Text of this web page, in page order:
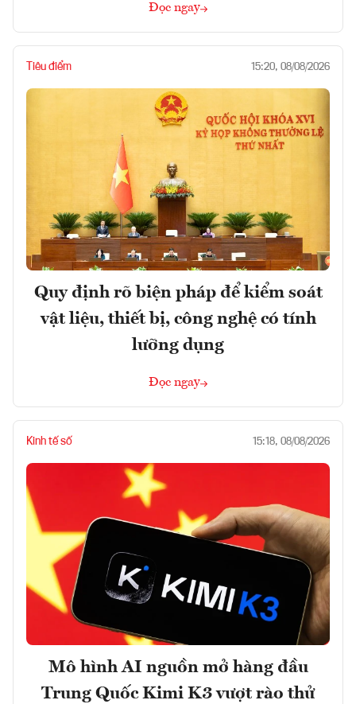
Đọc ngay
Tiêu điểm 15:20, 08/08/2026
Quy định rõ biện pháp để kiểm soát
vật liệu, thiết bị, công nghệ có tính
lưỡng dụng
Đọc ngay
Kinh tế số 15:18, 08/08/2026
Mô hình AI nguồn mở hàng đầu
Trung Quốc Kimi K3 vượt rào thử